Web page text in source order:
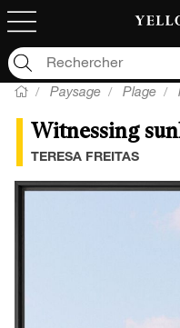
Paysage Plage
Witnessing
TERESA FREITAS